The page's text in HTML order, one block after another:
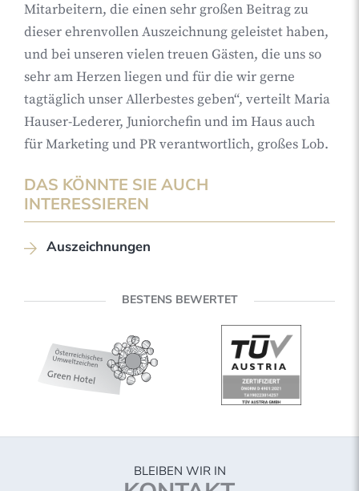
Mitarbeitern, die einen sehr großen Beitrag zu
dieser ehrenvollen Auszeichnung geleistet haben,
und bei unseren vielen treuen Gästen, die uns so
sehr am Herzen liegen und für die wir gerne
tagtäglich unser Allerbestes geben“, verteilt Maria
Hauser-Lederer, Juniorchefin und im Haus auch
für Marketing und PR verantwortlich, großes Lob.
DAS KÖNNTE SIE AUCH
INTERESSIEREN
Auszeichnungen
BESTENS BEWERTET
BLEIBEN WIR IN